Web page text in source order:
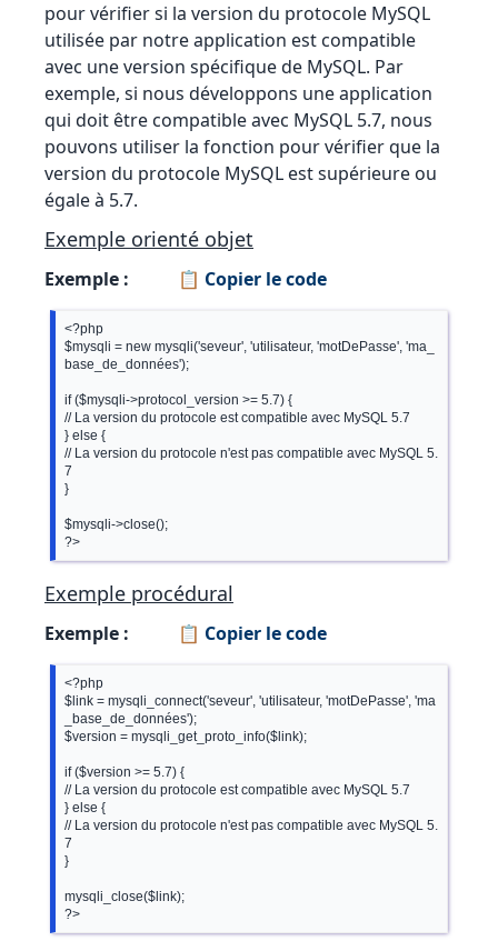
pour vérifier si la version du protocole MySQL
utilisée par notre application est compatible
avec une version spécifique de MySQL. Par
exemple, si nous développons une application
qui doit être compatible avec MySQL 5.7, nous
pouvons utiliser la fonction pour vérifier que la
version du protocole MySQL est supérieure ou
égale à 5.7.
Exemple orienté objet
Exemple : 📋 Copier le code
<?php
$mysqli = new mysqli('seveur', 'utilisateur, 'motDePasse', 'ma_
base_de_données');
if ($mysqli->protocol_version >= 5.7) {
// La version du protocole est compatible avec MySQL 5.7
} else {
// La version du protocole n'est pas compatible avec MySQL 5.
7
}
$mysqli->close();
Exemple procédural
Exemple : 📋 Copier le code
<?php
$link = mysqli_connect('seveur', 'utilisateur, 'motDePasse', 'ma
_base_de_données');
$version = mysqli_get_proto_info($link);
if ($version >= 5.7) {
// La version du protocole est compatible avec MySQL 5.7
} else {
// La version du protocole n'est pas compatible avec MySQL 5.
7
}
mysqli_close($link);